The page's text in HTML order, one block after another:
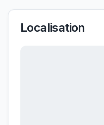
Localisation